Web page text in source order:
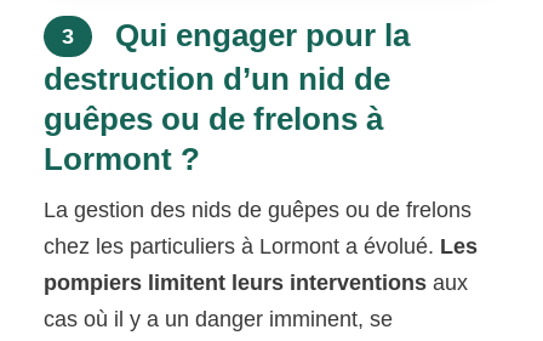
3
Qui engager pour la
destruction d’un nid de
guêpes ou de frelons à
Lormont ?
La gestion des nids de guêpes ou de frelons
chez les particuliers à Lormont a évolué. Les
pompiers limitent leurs interventions aux
cas où il y a un danger imminent, se